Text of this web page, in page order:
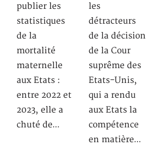
publier les
statistiques
de la
mortalité
maternelle
aux Etats :
entre 2022 et
2023, elle a
chuté de…
les
détracteurs
de la décision
de la Cour
suprême des
Etats-Unis,
qui a rendu
aux Etats la
compétence
en matière…